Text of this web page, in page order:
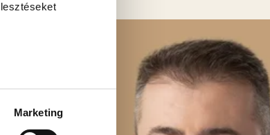
pontban. Bármikor
Marketing